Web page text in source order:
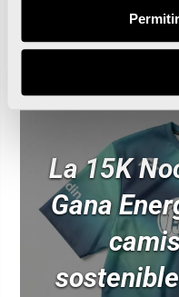
Noticias
La 15K
Gana